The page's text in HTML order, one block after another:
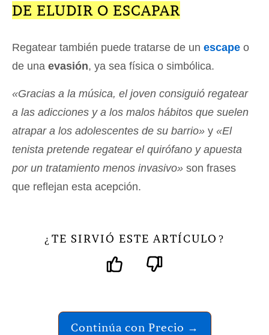
DE ELUDIR O ESCAPAR
Regatear también puede tratarse de un escape o
de una evasión, ya sea física o simbólica.
«Gracias a la música, el joven consiguió regatear
a las adicciones y a los malos hábitos que suelen
atrapar a los adolescentes de su barrio» y «El
tenista pretende regatear el quirófano y apuesta
por un tratamiento menos invasivo» son frases
que reflejan esta acepción.
¿ TE SIRVIÓ ESTE ARTÍCULO ?
Continúa con Precio →